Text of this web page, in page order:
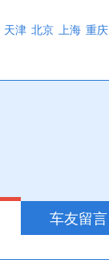
天津 北京 上海 重庆
车友留言